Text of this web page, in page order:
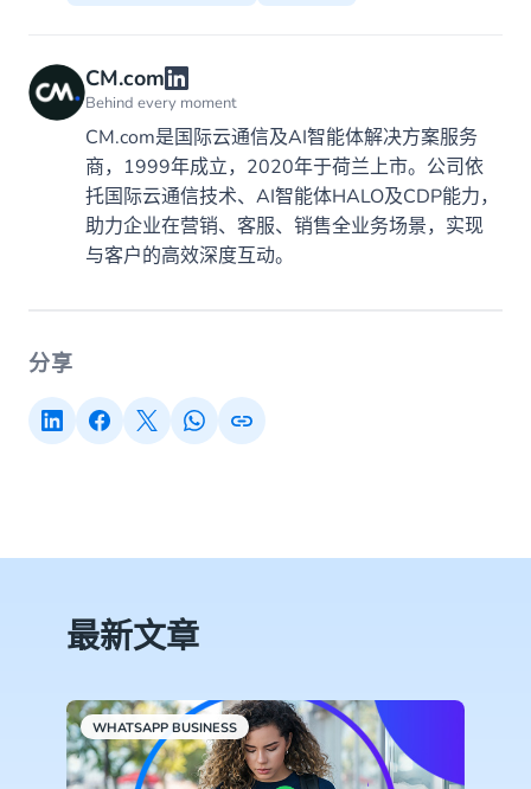
CM.com
Behind every moment
CM.com是国际云通信及AI智能体解决方案服务
商，1999年成立，2020年于荷兰上市。公司依
托国际云通信技术、AI智能体HALO及CDP能力，
助力企业在营销、客服、销售全业务场景，实现
与客户的高效深度互动。
分享
最新文章
WHATSAPP BUSINESS